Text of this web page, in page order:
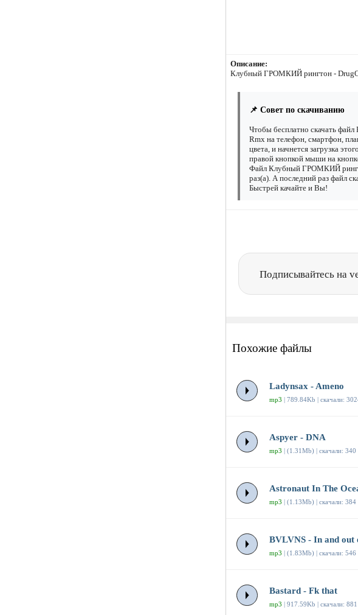
Описание:
Клубный ГРОМКИЙ рингтон -
📌 Совет по скачиванию
Чтобы бесплатно скачать
Rmx на телефон, смартфон,
цвета, и начнется загрузка
правой кнопкой мыши на
Файл Клубный ГРОМКИЙ
раз(а). А последний раз файл
Быстрей качайте и Вы!
Подписывайтесь на
Похожие файлы
Ladynsax - Ameno
mp3 | 789.84Kb | скачали:
Aspyer - DNA
mp3 | (1.31Mb) | скачали: 340
Astronaut In The
mp3 | (1.13Mb) | скачали: 384
BVLVNS - In and out
mp3 | (1.83Mb) | скачали: 546
Bastard - Fk that
mp3 | 917.59Kb | скачали: 881